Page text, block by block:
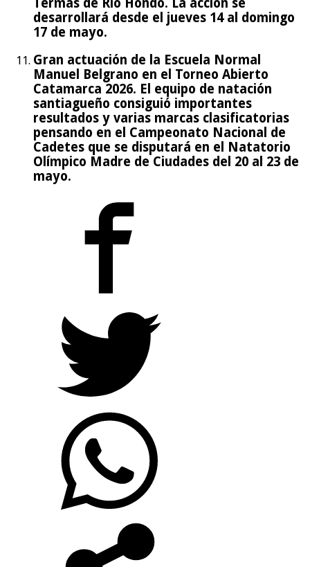
Termas de Río Hondo. La acción se
desarrollará desde el jueves 14 al domingo
17 de mayo.
Gran actuación de la Escuela Normal
Manuel Belgrano en el Torneo Abierto
Catamarca 2026. El equipo de natación
santiagueño consiguió importantes
resultados y varias marcas clasificatorias
pensando en el Campeonato Nacional de
Cadetes que se disputará en el Natatorio
Olímpico Madre de Ciudades del 20 al 23 de
mayo.